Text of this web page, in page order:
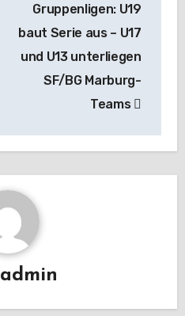
Gruppenligen: U19
baut Serie aus – U17
und U13 unterliegen
SF/BG Marburg-
Teams
admin